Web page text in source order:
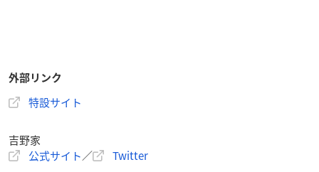
外部リンク
特設サイト
吉野家
公式サイト／ Twitter